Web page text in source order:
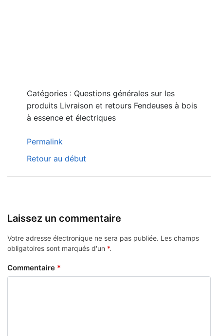
Catégories : Questions générales sur les
produits Livraison et retours Fendeuses à bois
à essence et électriques
Permalink
Retour au début
Laissez un commentaire
Votre adresse électronique ne sera pas publiée. Les champs
obligatoires sont marqués d'un *.
Commentaire *